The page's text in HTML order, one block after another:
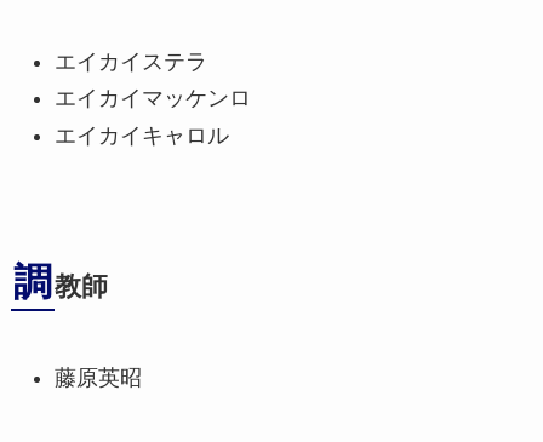
エイカイステラ
エイカイマッケンロ
エイカイキャロル
調 教師
藤原英昭